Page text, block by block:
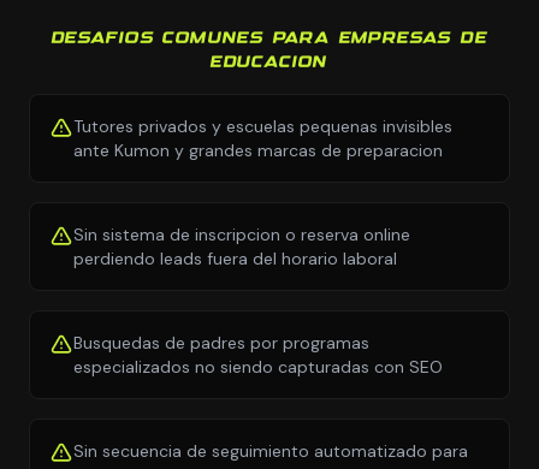
DESAFIOS COMUNES PARA EMPRESAS DE
EDUCACION
Tutores privados y escuelas pequenas invisibles
ante Kumon y grandes marcas de preparacion
Sin sistema de inscripcion o reserva online
perdiendo leads fuera del horario laboral
Busquedas de padres por programas
especializados no siendo capturadas con SEO
Sin secuencia de seguimiento automatizado para